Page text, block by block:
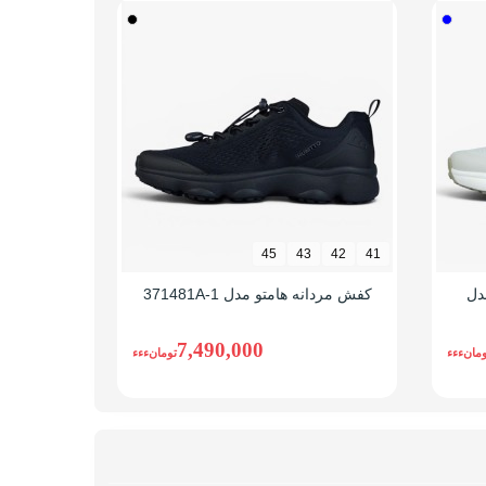
41
42
43
45
کفش مردانه هامتو مدل 371481A-1
7,490,000تومانءءء